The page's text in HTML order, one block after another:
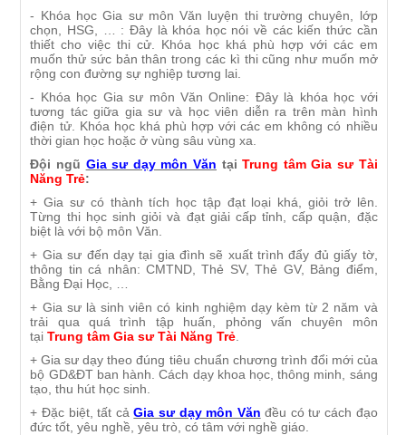
- Khóa học Gia sư môn Văn luyện thi trường chuyên, lớp
chọn, HSG, … : Đây là khóa học nói về các kiến thức cần
thiết cho việc thi cử. Khóa học khá phù hợp với các em
muốn thử sức bản thân trong các kì thi cũng như muốn mở
rộng con đường sự nghiệp tương lai.
- Khóa học Gia sư môn Văn Online: Đây là khóa học với
tương tác giữa gia sư và học viên diễn ra trên màn hình
điện tử. Khóa học khá phù hợp với các em không có nhiều
thời gian học hoặc ở vùng sâu vùng xa.
Đội ngũ Gia sư dạy môn Văn tạiTrung tâm Gia sư Tài
Năng Trẻ:
+ Gia sư có thành tích học tập đạt loại khá, giỏi trở lên.
Từng thi học sinh giỏi và đạt giải cấp tỉnh, cấp quận, đặc
biệt là với bộ môn Văn.
+ Gia sư đến dạy tại gia đình sẽ xuất trình đẩy đủ giấy tờ,
thông tin cá nhân: CMTND, Thẻ SV, Thẻ GV, Bảng điểm,
Bằng Đại Học, …
+ Gia sư là sinh viên có kinh nghiệm dạy kèm từ 2 năm và
trải qua quá trình tập huấn, phỏng vấn chuyên môn
tạiTrung tâm Gia sư Tài Năng Trẻ
+ Gia sư dạy theo đúng tiêu chuẩn chương trình đổi mới của
bộ GD&ĐT ban hành. Cách dạy khoa học, thông minh, sáng
tạo, thu hút học sinh.
+ Đặc biệt, tất cảGia sư dạy môn Văn đều có tư cách đạo
đức tốt, yêu nghề, yêu trò, có tâm với nghề giáo.